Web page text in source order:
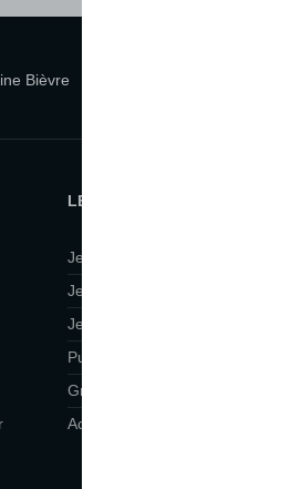
Bièvre
LE TRR ET VOUS
Je suis curieux·se
Je viens en famille
Je veux faire du théâtre
Public scolaire
Groupes
Accessibilité